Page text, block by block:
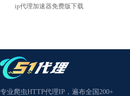
ip代理加速器免费版下载
专业爬虫HTTP代理IP，遍布全国200+